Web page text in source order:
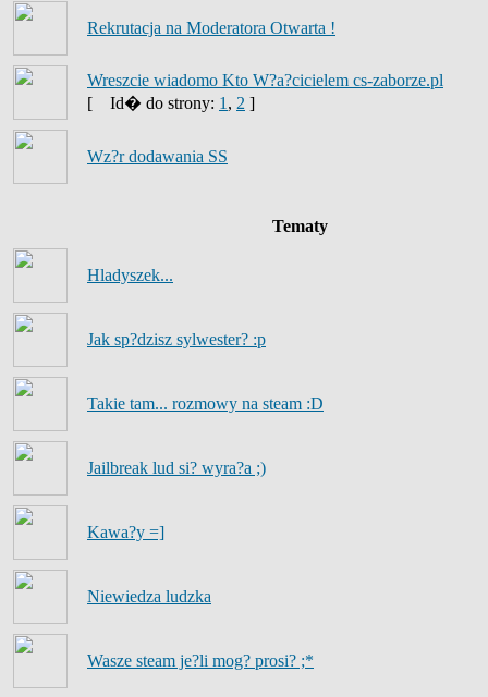
Rekrutacja na Moderatora Otwarta !
Wreszcie wiadomo Kto W?a?cicielem cs-zaborze.pl
[
Id� do strony: 1 , 2 ]
Wz?r dodawania SS
Tematy
Hladyszek...
Jak sp?dzisz sylwester? :p
Takie tam... rozmowy na steam :D
Jailbreak lud si? wyra?a ;)
Kawa?y =]
Niewiedza ludzka
Wasze steam je?li mog? prosi? ;*